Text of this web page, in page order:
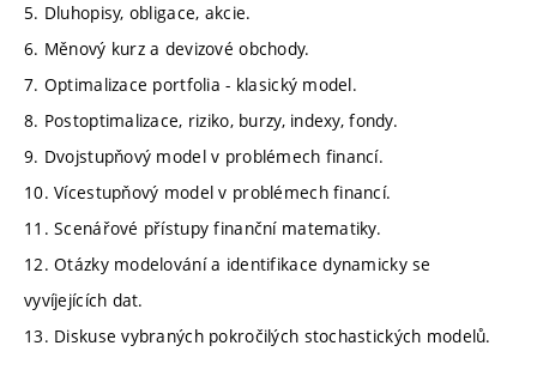
5. Dluhopisy, obligace, akcie.
6. Měnový kurz a devizové obchody.
7. Optimalizace portfolia - klasický model.
8. Postoptimalizace, riziko, burzy, indexy, fondy.
9. Dvojstupňový model v problémech financí.
10. Vícestupňový model v problémech financí.
11. Scenářové přístupy finanční matematiky.
12. Otázky modelování a identifikace dynamicky se
vyvíjejících dat.
13. Diskuse vybraných pokročilých stochastických modelů.